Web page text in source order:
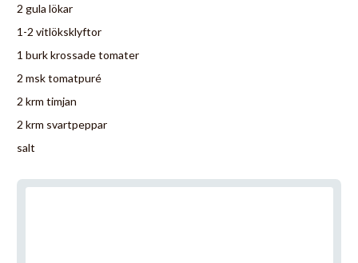
2 gula lökar
1-2 vitlöksklyftor
1 burk krossade tomater
2 msk tomatpuré
2 krm timjan
2 krm svartpeppar
salt